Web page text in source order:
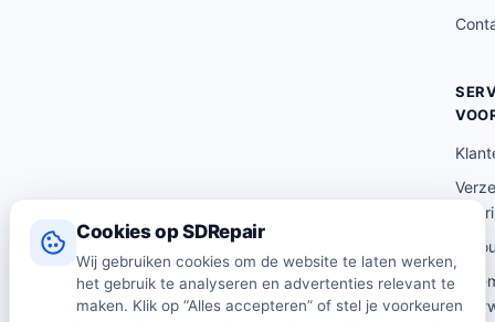
Cookies op SDRepair
Wij gebruiken cookies om de website te laten werken,
het gebruik te analyseren en advertenties relevant te
maken. Klik op “Alles accepteren” of stel je voorkeuren